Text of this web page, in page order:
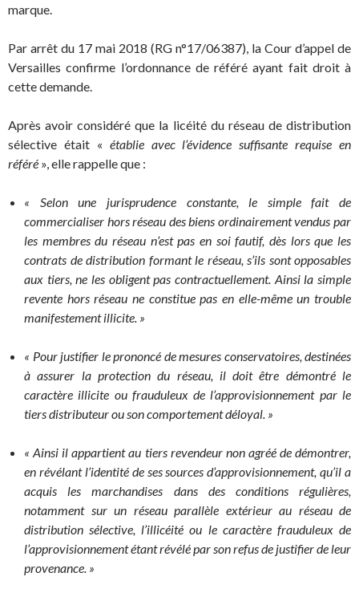
marque.
Par arrêt du 17 mai 2018 (RG n°17/06387), la Cour d’appel de
Versailles confirme l’ordonnance de référé ayant fait droit à
cette demande.
Après avoir considéré que la licéité du réseau de distribution
sélective était « établie avec l’évidence suffisante requise en
référé », elle rappelle que :
« Selon une jurisprudence constante, le simple fait de
commercialiser hors réseau des biens ordinairement vendus par
les membres du réseau n’est pas en soi fautif, dès lors que les
contrats de distribution formant le réseau, s’ils sont opposables
aux tiers, ne les obligent pas contractuellement. Ainsi la simple
revente hors réseau ne constitue pas en elle-même un trouble
manifestement illicite. »
« Pour justifier le prononcé de mesures conservatoires, destinées
à assurer la protection du réseau, il doit être démontré le
caractère illicite ou frauduleux de l’approvisionnement par le
tiers distributeur ou son comportement déloyal. »
« Ainsi il appartient au tiers revendeur non agréé de démontrer,
en révélant l’identité de ses sources d’approvisionnement, qu’il a
acquis les marchandises dans des conditions régulières,
notamment sur un réseau parallèle extérieur au réseau de
distribution sélective, l’illicéité ou le caractère frauduleux de
l’approvisionnement étant révélé par son refus de justifier de leur
provenance. »